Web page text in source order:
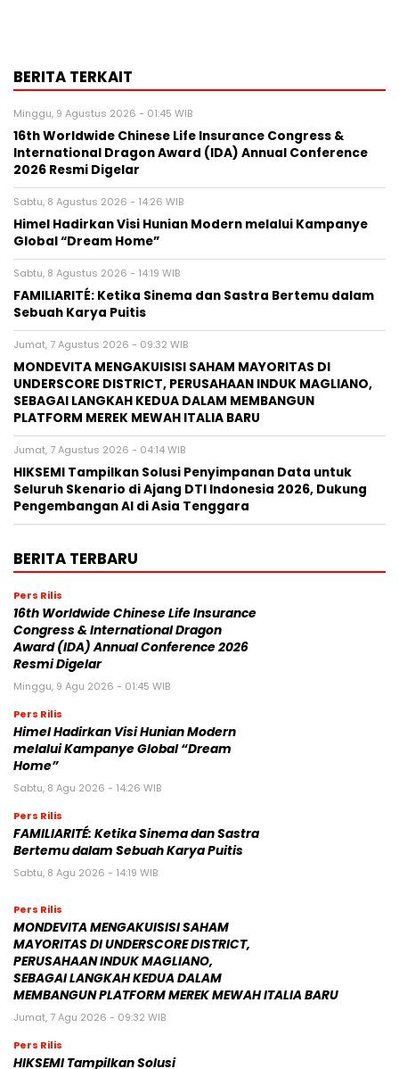
BERITA TERKAIT
Minggu, 9 Agustus 2026 - 01:45 WIB
16th Worldwide Chinese Life Insurance Congress &
International Dragon Award (IDA) Annual Conference
2026 Resmi Digelar
Sabtu, 8 Agustus 2026 - 14:26 WIB
Himel Hadirkan Visi Hunian Modern melalui Kampanye
Global “Dream Home”
Sabtu, 8 Agustus 2026 - 14:19 WIB
FAMILIARITÉ: Ketika Sinema dan Sastra Bertemu dalam
Sebuah Karya Puitis
Jumat, 7 Agustus 2026 - 09:32 WIB
MONDEVITA MENGAKUISISI SAHAM MAYORITAS DI
UNDERSCORE DISTRICT, PERUSAHAAN INDUK MAGLIANO,
SEBAGAI LANGKAH KEDUA DALAM MEMBANGUN
PLATFORM MEREK MEWAH ITALIA BARU
Jumat, 7 Agustus 2026 - 04:14 WIB
HIKSEMI Tampilkan Solusi Penyimpanan Data untuk
Seluruh Skenario di Ajang DTI Indonesia 2026, Dukung
Pengembangan AI di Asia Tenggara
BERITA TERBARU
Pers Rilis
16th Worldwide Chinese Life Insurance
Congress & International Dragon
Award (IDA) Annual Conference 2026
Resmi Digelar
Minggu, 9 Agu 2026 - 01:45 WIB
Pers Rilis
Himel Hadirkan Visi Hunian Modern
melalui Kampanye Global “Dream
Home”
Sabtu, 8 Agu 2026 - 14:26 WIB
Pers Rilis
FAMILIARITÉ: Ketika Sinema dan Sastra
Bertemu dalam Sebuah Karya Puitis
Sabtu, 8 Agu 2026 - 14:19 WIB
Pers Rilis
MONDEVITA MENGAKUISISI SAHAM
MAYORITAS DI UNDERSCORE DISTRICT,
PERUSAHAAN INDUK MAGLIANO,
SEBAGAI LANGKAH KEDUA DALAM
MEMBANGUN PLATFORM MEREK MEWAH ITALIA BARU
Jumat, 7 Agu 2026 - 09:32 WIB
Pers Rilis
HIKSEMI Tampilkan Solusi